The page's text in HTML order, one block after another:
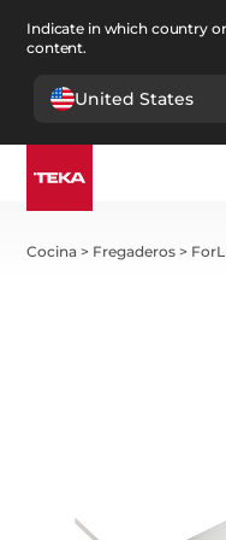
Indicate in which country
content.
United States
Cocina > Fregaderos >